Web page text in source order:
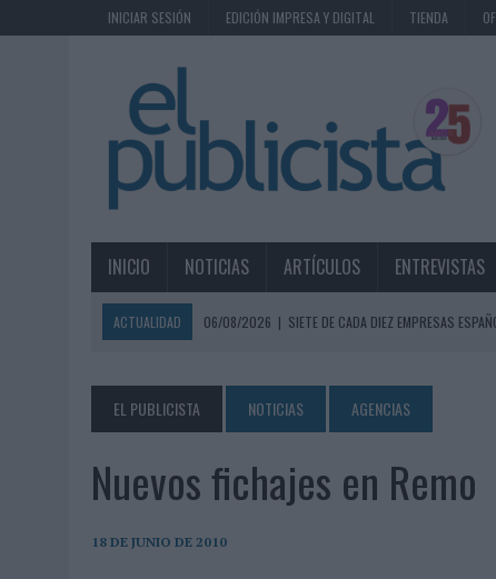
INICIAR SESIÓN EDICIÓN IMPRESA Y DIGITAL TIENDA
INICIO NOTICIAS ARTÍCULOS ENTREVISTAS
ACTUALIDAD 06/08/2026 | SIETE DE CADA DIEZ EMPRESAS
06/08/2026 | EL USO DE LA IA GENERATIVA ALCANZA YA AL 62% DE
SYSTEM1 NOMBRA A KIMBERLY BASTONI COMO NUEVA
06/08/2026 |
FRIGO Y UNIQLO LANZAN UNA COLECCIÓN
06/08/2026 | LA IA ESTÁ SUBIENDO EL LISTÓN DE LA CREATIVIDAD
EL PUBLICISTA NOTICIAS AGENCIAS
Nuevos fichajes en Remo
18 DE JUNIO DE 2010